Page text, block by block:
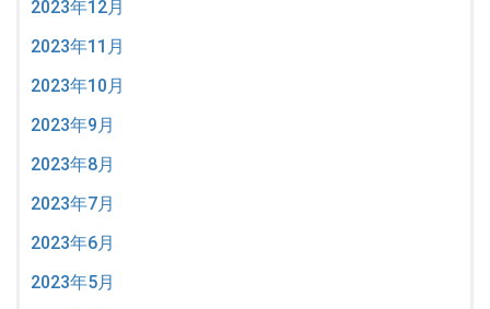
2023年12月
2023年11月
2023年10月
2023年9月
2023年8月
2023年7月
2023年6月
2023年5月